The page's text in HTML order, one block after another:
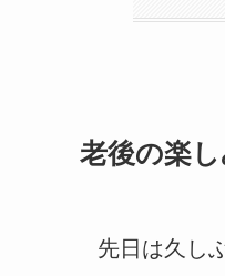
老後の楽
先日は久し